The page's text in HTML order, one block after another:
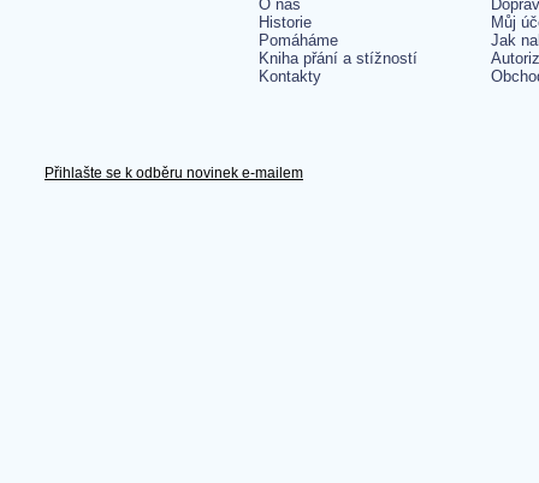
O nás
Historie
Pomáháme
Kniha přání a stížností
Kontakty
Můj
Jak
Přihlašte se k odběru novinek e-mailem